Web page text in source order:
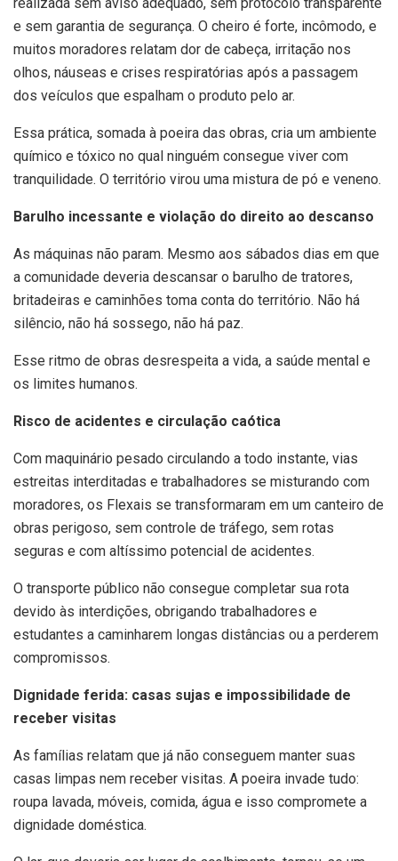
e sem garantia de segurança. O cheiro é forte, incômodo, e
muitos moradores relatam dor de cabeça, irritação nos
olhos, náuseas e crises respiratórias após a passagem
dos veículos que espalham o produto pelo ar.
Essa prática, somada à poeira das obras, cria um ambiente
químico e tóxico no qual ninguém consegue viver com
tranquilidade. O território virou uma mistura de pó e veneno.
Barulho incessante e violação do direito ao descanso
As máquinas não param. Mesmo aos sábados dias em que
a comunidade deveria descansar o barulho de tratores,
britadeiras e caminhões toma conta do território. Não há
silêncio, não há sossego, não há paz.
Esse ritmo de obras desrespeita a vida, a saúde mental e
os limites humanos.
Risco de acidentes e circulação caótica
Com maquinário pesado circulando a todo instante, vias
estreitas interditadas e trabalhadores se misturando com
moradores, os Flexais se transformaram em um canteiro de
obras perigoso, sem controle de tráfego, sem rotas
seguras e com altíssimo potencial de acidentes.
O transporte público não consegue completar sua rota
devido às interdições, obrigando trabalhadores e
estudantes a caminharem longas distâncias ou a perderem
compromissos.
Dignidade ferida: casas sujas e impossibilidade de
receber visitas
As famílias relatam que já não conseguem manter suas
casas limpas nem receber visitas. A poeira invade tudo:
roupa lavada, móveis, comida, água e isso compromete a
dignidade doméstica.